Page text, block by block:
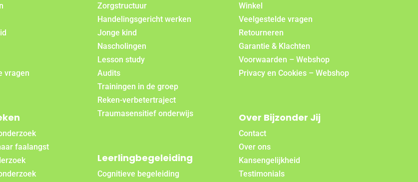
vragen
faalangst
Zorgstructuur
Handelingsgericht werken
Jonge kind
Nascholingen
Lesson study
Audits
Trainingen in de groep
Reken-verbetertraject
Traumasensitief onderwijs
Leerlingbegeleiding
Cognitieve begeleiding
Winkel
Veelgestelde vragen
Retourneren
Garantie & Klachten
Voorwaarden – Webshop
Privacy en Cookies – Webshop
Over Bijzonder Jij
Contact
Over ons
Kansengelijkheid
Testimonials